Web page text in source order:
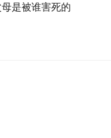
母是被谁害死的